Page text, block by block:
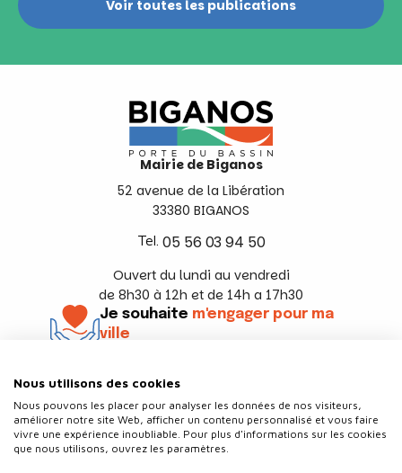
Voir toutes les publications
Mairie de Biganos
52 avenue de la Libération
33380 BIGANOS
Tel. 05 56 03 94 50
Ouvert du lundi au vendredi
de 8h30 à 12h et de 14h a 17h30
Je souhaite m'engager pour ma
ville
Suivez-nous
Nous utilisons des cookies
Nous pouvons les placer pour analyser les données de nos visiteurs,
améliorer notre site Web, afficher un contenu personnalisé et vous faire
vivre une expérience inoubliable. Pour plus d'informations sur les cookies
que nous utilisons, ouvrez les paramètres.